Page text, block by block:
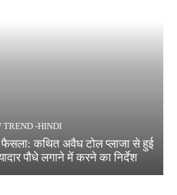
TREND -HINDI
फैसला: कथित अवैध टोल प्लाजा से हुई
पौधे लगाने में करने का निर्देश